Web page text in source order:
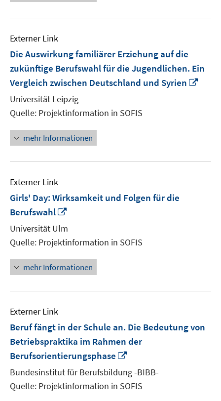
Externer Link
Die Auswirkung familiärer Erziehung auf die
zukünftige Berufswahl für die Jugendlichen. Ein
Vergleich zwischen Deutschland und Syrien
Universität Leipzig
Quelle: Projektinformation in SOFIS
mehr Informationen
Externer Link
Girls' Day: Wirksamkeit und Folgen für die
Berufswahl
Fenster
öffnen
Universität Ulm
Quelle: Projektinformation in SOFIS
mehr Informationen
Externer Link
Beruf fängt in der Schule an. Die Bedeutung von
Betriebspraktika im Rahmen der
Berufsorientierungsphase
Fenster
öffnen
Bundesinstitut für Berufsbildung -BIBB-
Quelle: Projektinformation in SOFIS